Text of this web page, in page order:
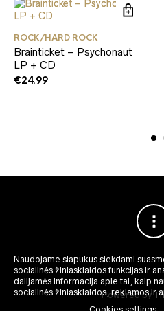
ROCK/HARD ROCK
Brainticket – Psychonaut
LP + CD
€24.99
Powered by
Naudojame slapukus siekdami
socialinės žiniasklaidos funkcijas ir
dalijamės informacija apie tai, kaip
socialinės žiniasklaidos, reklamos ir